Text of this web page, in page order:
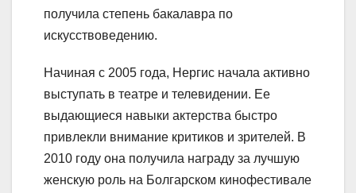
получила степень бакалавра по
искусствоведению.
Начиная с 2005 года, Нергис начала активно
выступать в театре и телевидении. Ее
выдающиеся навыки актерства быстро
привлекли внимание критиков и зрителей. В
2010 году она получила награду за лучшую
женскую роль на Болгарском кинофестивале